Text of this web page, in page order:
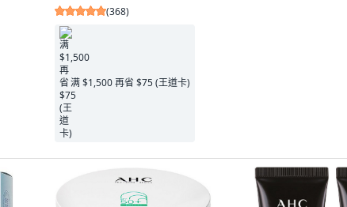
(368)
满 $1,500 再省 $75 (王道卡)